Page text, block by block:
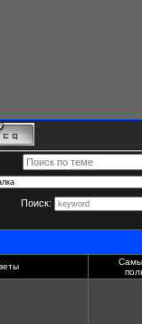
Поиск: